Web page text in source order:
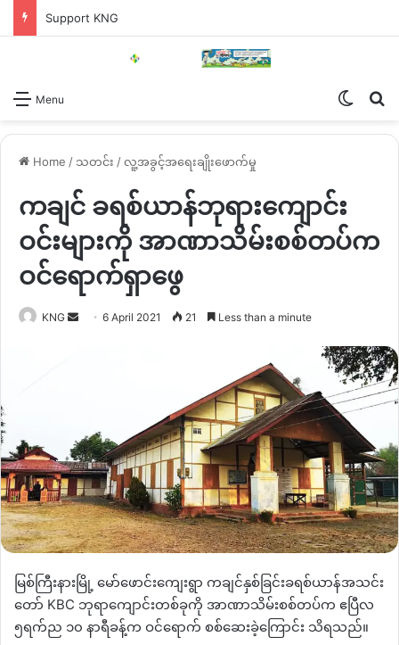
Support KNG
Menu
Home / သတင်း /လူ့အခွင့်အရေးချိုးဖောက်မှု
ကချင် ခရစ်ယာန်ဘုရားကျောင်း
ဝင်းများကို အာဏာသိမ်းစစ်တပ်က
ဝင်ရောက်ရှာဖွေ
KNG
Send6 April 2021 21 Less than a minute
မြစ်ကြီးနားမြို့ မော်ဖောင်းကျေးရွာ ကချင်နှစ်ခြင်းခရစ်ယာန်အသင်း
တော် KBC ဘုရာကျောင်းတစ်ခုကို အာဏာသိမ်းစစ်တပ်က ဧပြီလ
၅ရက်ည ၁၀ နာရီခန့်က ဝင်ရောက် စစ်ဆေးခဲ့ကြောင်း သိရသည်။